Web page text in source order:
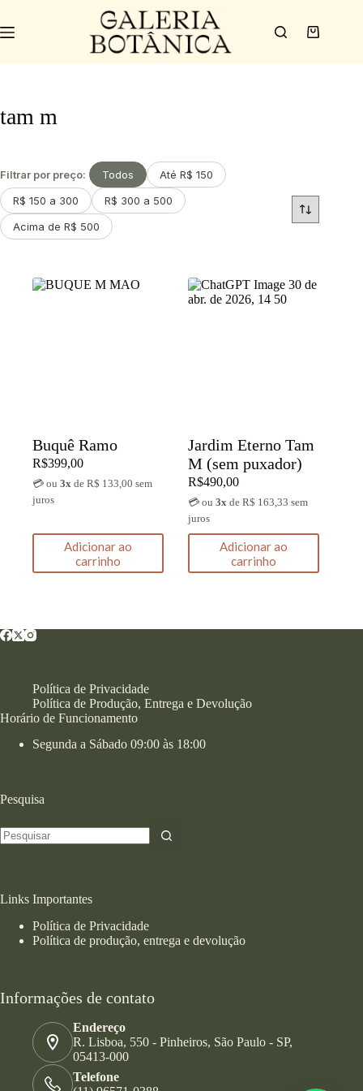
tam m
Filtrar por preço: Todos
Até R$ 150
R$ 150 a 300
R$ 300 a 500
Acima de R$ 500
Buquê Ramo
R$399,00
💳 ou 3x de R$ 133,00 sem
juros
Adicionar ao
carrinho
Jardim Eterno Tam
M (sem puxador)
R$490,00
💳 ou3x de R$ 163,33 sem
juros
Adicionar ao
carrinho
Política de Privacidade
Política de Produção, Entrega e Devolução
Horário de Funcionamento
Segunda a Sábado 09:00 às 18:00
Pesquisa
Links Importantes
Política de Privacidade
Política de produção, entrega e devolução
Informações de contato
Endereço
R. Lisboa, 550 - Pinheiros, São Paulo - SP,
05413-000
Telefone